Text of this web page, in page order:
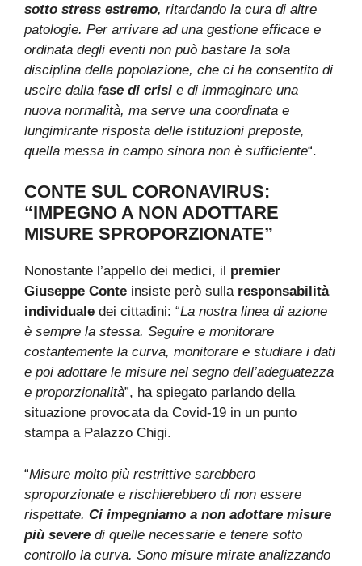
sotto stress estremo, ritardando la cura di altre
patologie. Per arrivare ad una gestione efficace e
ordinata degli eventi non può bastare la sola
disciplina della popolazione, che ci ha consentito di
uscire dalla fase di crisi e di immaginare una
nuova normalità, ma serve una coordinata e
lungimirante risposta delle istituzioni preposte,
quella messa in campo sinora non è sufficiente“.
CONTE SUL CORONAVIRUS:
“IMPEGNO A NON ADOTTARE
MISURE SPROPORZIONATE”
Nonostante l’appello dei medici, il premier
Giuseppe Conte insiste però sulla responsabilità
individuale dei cittadini: “La nostra linea di azione
è sempre la stessa. Seguire e monitorare
costantemente la curva, monitorare e studiare i dati
e poi adottare le misure nel segno dell’adeguatezza
e proporzionalità”, ha spiegato parlando della
situazione provocata da Covid-19 in un punto
stampa a Palazzo Chigi.
“Misure molto più restrittive sarebbero
sproporzionate e rischierebbero di non essere
rispettate. Ci impegniamo a non adottare misure
più severe di quelle necessarie e tenere sotto
controllo la curva. Sono misure mirate analizzando